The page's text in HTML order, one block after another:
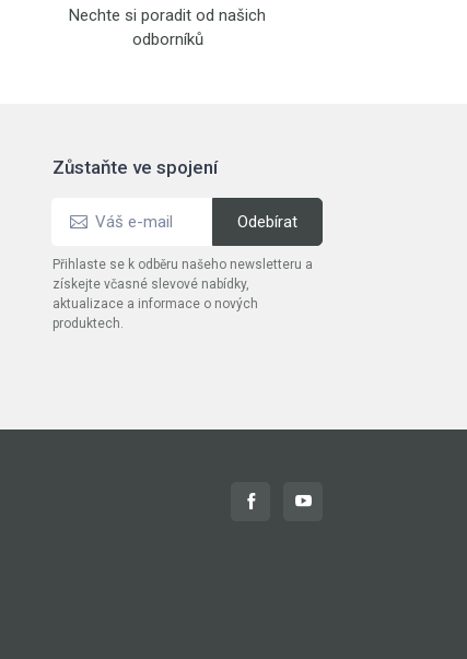
Nechte si poradit od našich
odborníků
Zůstaňte ve spojení
Přihlaste se k odběru našeho newsletteru a
získejte včasné slevové nabídky,
aktualizace a informace o nových
produktech.